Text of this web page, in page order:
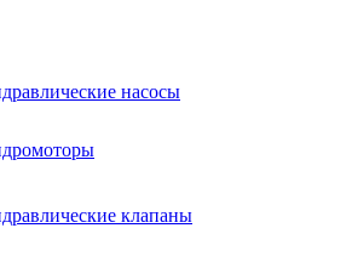
насосы
клапаны